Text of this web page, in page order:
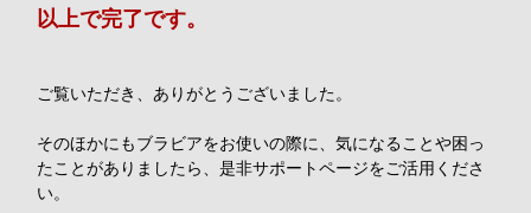
以上で完了です。
ご覧いただき、ありがとうございました。
そのほかにもブラビアをお使いの際に、気になることや困っ
たことがありましたら、是非サポートページをご活用くださ
い。